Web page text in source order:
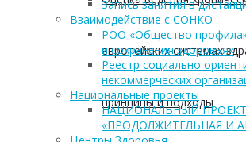
европейских системах
принципы и подходы
Запись занятия в
Взаимодействие с СОНКО
РОО «Общество
и сохранения здоровья»
Реестр социально
некоммерческих
Национальные проекты
НАЦИОНАЛЬНЫЙ ПРОЕКТ
«ПРОДОЛЖИТЕЛЬНАЯ И